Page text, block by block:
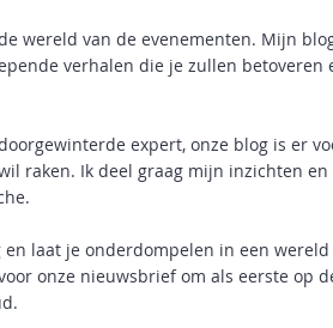
wereld van de evenementen. Mijn
verhalen die je zullen betoveren
expert, onze blog is er
raken. Ik deel graag mijn inzichten en
laat je onderdompelen in een wereld
onze nieuwsbrief om als eerste op